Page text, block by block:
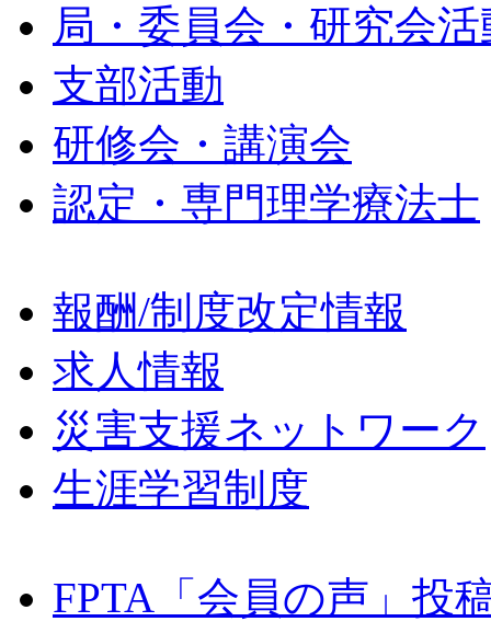
局・委員会・研究会
支部活動
研修会・講演会
認定・専門理学療法士
報酬/制度改定情報
求人情報
災害支援ネットワーク
生涯学習制度
FPTA「会員の声」投